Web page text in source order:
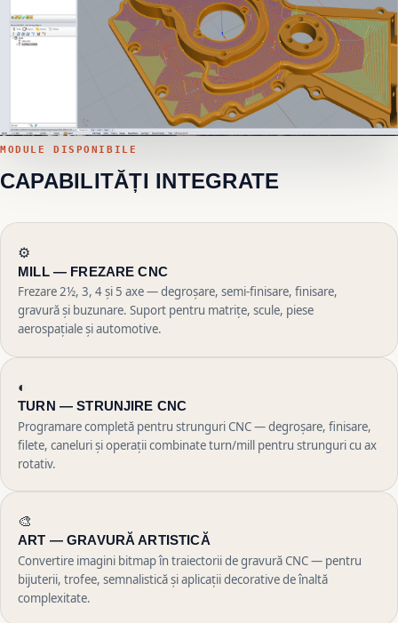
MODULE DISPONIBILE
CAPABILITĂȚI INTEGRATE
⚙
MILL — FREZARE CNC
Frezare 2½, 3, 4 și 5 axe — degroșare, semi-finisare, finisare,
gravură și buzunare. Suport pentru matrițe, scule, piese
aerospațiale și automotive.
◐
TURN —STRUNJIRE CNC
Programare completă pentru strunguri CNC — degroșare, finisare,
filete, caneluri și operații combinate turn/mill pentru strunguri cu ax
rotativ.
🎨
ART —GRAVURĂ ARTISTICĂ
Convertire imagini bitmap în traiectorii de gravură CNC — pentru
bijuterii, trofee, semnalistică și aplicații decorative de înaltă
complexitate.